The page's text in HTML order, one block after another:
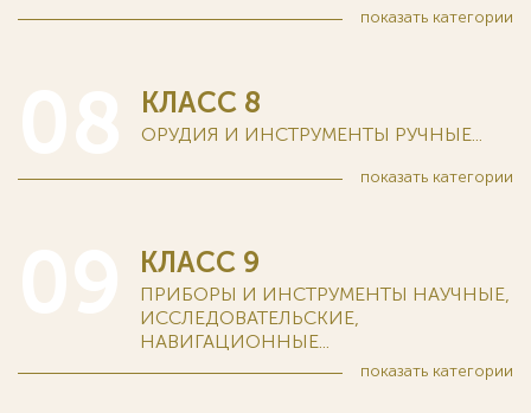
показать категории
КЛАСС 8
ОРУДИЯ И ИНСТРУМЕНТЫ РУЧНЫЕ...
показать категории
КЛАСС 9
ПРИБОРЫ И ИНСТРУМЕНТЫ НАУЧНЫЕ,
ИССЛЕДОВАТЕЛЬСКИЕ,
НАВИГАЦИОННЫЕ...
показать категории